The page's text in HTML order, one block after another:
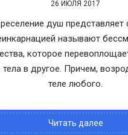
26 ИЮЛЯ 2017
душ представляет
называют
которое
тела в другое. Причем,
теле любого.
Читать далее